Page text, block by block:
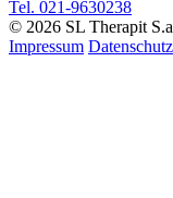
Tel. 021-9630238
© 2026 SL Therapit
Impressum Datenschutz